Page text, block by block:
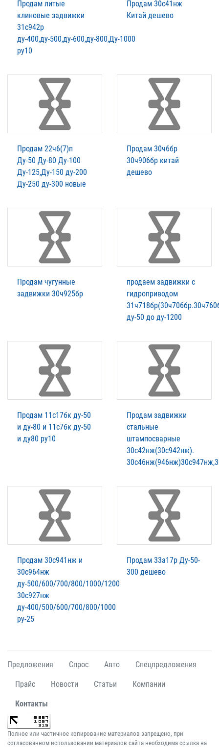
Продам литые
клиновые задвижки
31с942р
ду-400,ду-500,ду-600,ду-800,Ду-1000
ру10
Продам 30с41нж
Китай дешево
Продам 22ч6(7)п
Ду-50 Ду-80 Ду-100
Ду-125,Ду-150 ду-200
Ду-250 ду-300 новые
Продам 30ч6бр
30ч906бр китай
дешево
Продам чугунные
задвижки 30ч925бр
продаем задвижки с
гидроприводом
ду-50 до ду-1200
Продам 11с17бк ду-50
и ду-80 и 11с7бк ду-50
и ду80 ру10
Продам задвижки
стальные
штампосварные
30с42нж(30с942нж).
Продам 30с941нж и
30с964нж
ду-500/600/700/800/1000/1200
30с927нж
ду-400/500/600/700/800/1000
ру-25
Продам 33а17р Ду-50-
300 дешево
Предложения Спрос Авто Спецпредложения
Прайс Новости Статьи Компании
Контакты
Полное или частичное копирование материалов запрещено, при
согласованном использовании материалов сайта необходима ссылка на